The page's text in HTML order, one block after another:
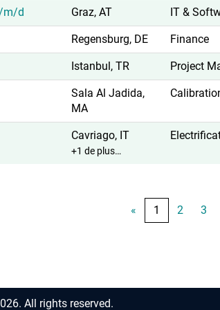
m/d Graz, AT IT &
Regensburg, DE Finance
Istanbul, TR Project
Sala Al Jadida,
MA
Cavriago, IT
+1 de plus…
« 1 2 3
All rights reserved.